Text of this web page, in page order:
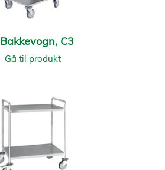
Bakkevogn, C3
Gå til produkt